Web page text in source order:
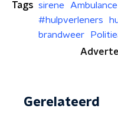
Tags sirene Ambulance
#hulpverleners
brandweer
Gerelateerd